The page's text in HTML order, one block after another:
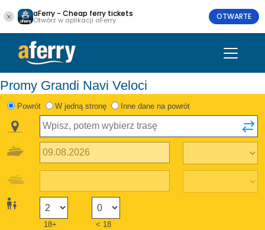
aFerry - Cheap ferry tickets
Otwórz w aplikacji aFerry OTWARTE
Promy Grandi Navi Veloci
Powrót W jedną stronę Inne dane na powrót
18+ < 18